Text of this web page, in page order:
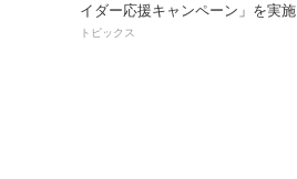
イダー応援キャンペーン」を実施
トピックス